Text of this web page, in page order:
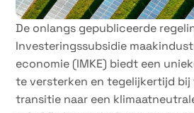
De onlangs gepubliceerde
Investeringssubsidie
economie (IMKE) biedt een
te versterken en tegelijkertijd bij
transitie naar een